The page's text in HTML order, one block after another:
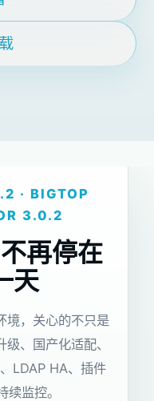
· BIGTOP
3.0.2
再停在
天
境，关心的不只是
、国产化适配、
LDAP HA、插件
监控。